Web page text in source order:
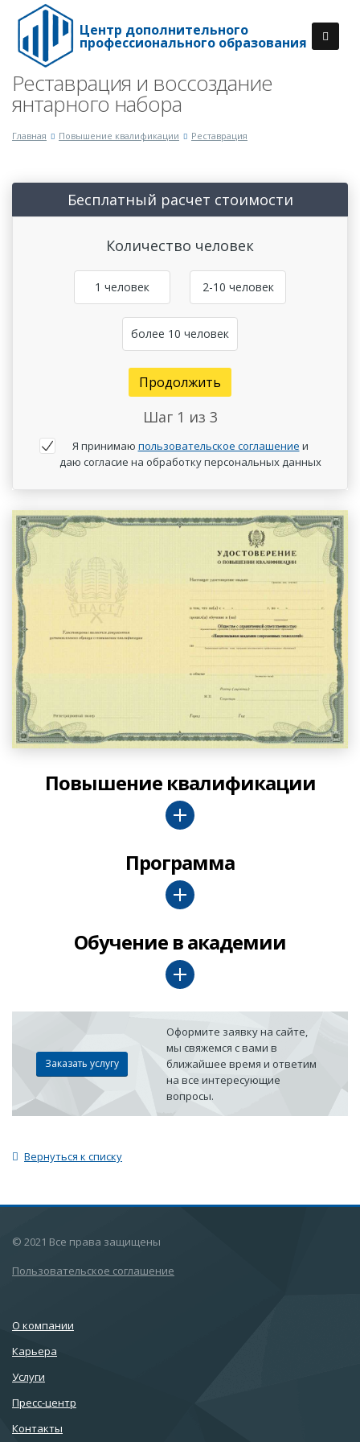
Центр дополнительного
профессионального образования
Реставрация и воссоздание
янтарного набора
Главная Повышение квалификации Реставрация
Бесплатный расчет стоимости
Количество человек
1 человек 2-10 человек
более 10 человек
Продолжить
Шаг 1 из 3
Я принимаю пользовательское соглашение и
даю согласие на обработку персональных данных
Повышение квалификации
Программа
Обучение в академии
Заказать услугу
Оформите заявку на сайте,
мы свяжемся с вами в
ближайшее время и ответим
на все интересующие
вопросы.
Вернуться к списку
© 2021 Все права защищены
Пользовательское соглашение
О компании
Карьера
Услуги
Пресс-центр
Контакты